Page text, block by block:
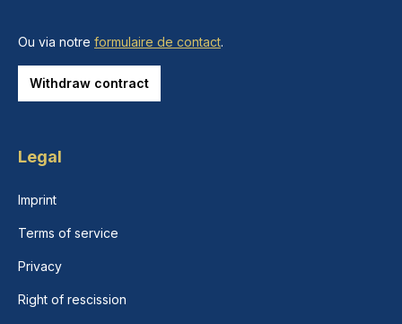
Ou via notre formulaire de contact.
Withdraw contract
Legal
Imprint
Terms of service
Privacy
Right of rescission